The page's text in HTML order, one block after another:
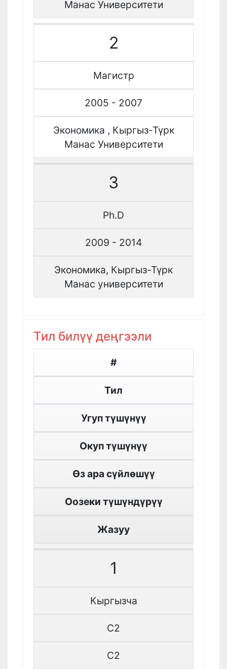
Манас Университети
2
Магистр
2005 - 2007
Экономика , Кыргыз-Түрк
Манас Университети
3
Ph.D
2009 - 2014
Экономика, Кыргыз-Түрк
Манас университети
Тил билүү деңгээли
#
Тил
Угуп түшүнүү
Окуп түшүнүү
Өз ара сүйлөшүү
Оозеки түшүндүрүү
Жазуу
1
Кыргызча
C2
C2